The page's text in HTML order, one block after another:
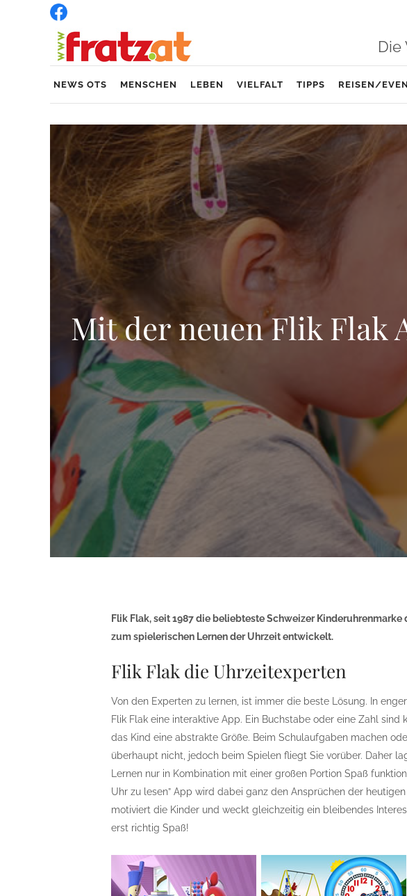
Die
NEWS OTS MENSCHEN LEBEN VIELFALT TIPPS REISEN/
Mit der neuen Flik Flak
Flik Flak, seit 1987 die beliebteste Schweizer
zum spielerischen Lernen der Uhrzeit entwickelt.
Flik Flak die Uhrzeitexperten
Von den Experten zu lernen, ist immer die beste Lösung. In
Flik Flak eine interaktive App. Ein Buchstabe oder eine Zahl
das Kind eine abstrakte Größe. Beim Schulaufgaben machen
überhaupt nicht, jedoch beim Spielen fliegt Sie vorüber. Daher
Lernen nur in Kombination mit einer großen Portion Spaß
Uhr zu lesen” App wird dabei ganz den Ansprüchen der
motiviert die Kinder und weckt gleichzeitig ein bleibendes
erst richtig Spaß!